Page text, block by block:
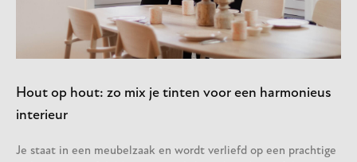
Hout op hout: zo mix je tinten voor een harmonieus
interieur
Je staat in een meubelzaak en wordt verliefd op een prachtige